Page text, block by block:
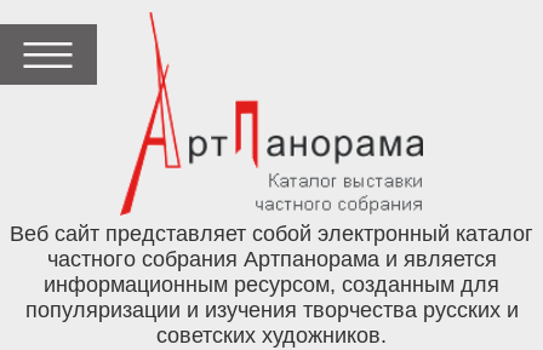
Веб сайт представляет собой электронный каталог
частного собрания Артпанорама и является
информационным ресурсом, созданным для
популяризации и изучения творчества русских и
советских художников.